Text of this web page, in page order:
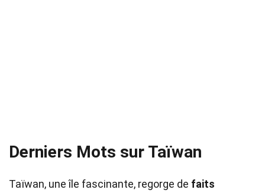
Derniers Mots sur Taïwan
Taïwan, une île fascinante, regorge de faits